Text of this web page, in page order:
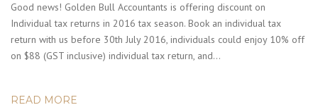
Good news! Golden Bull Accountants is offering discount on
Individual tax returns in 2016 tax season. Book an individual tax
return with us before 30th July 2016, individuals could enjoy 10% off
on $88 (GST inclusive) individual tax return, and…
READ MORE